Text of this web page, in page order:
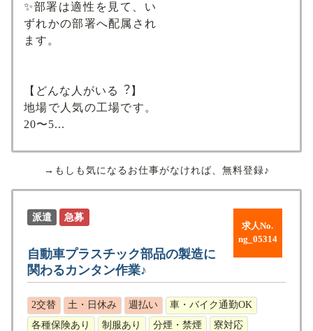
✨部署は適性を⾒て、い
ずれかの部署へ配属され
ます。
【どんな⼈がいる︖】
地場で人気の工場です。
20〜5...
→もしも気になるお仕事がなければ、無料登録♪
求人No.
ng_05314
派遣 急募
⾃動⾞プラスチック部品の製造に
関わるカンタン作業♪
2交替 土・日休み 週払い
車・バイク通勤OK
各種保険あり
制服あり 分煙・禁煙
寮対応